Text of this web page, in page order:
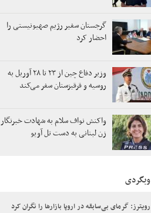
گرجستان سفیر رژیم صهیونیستی را
احضار کرد
وزیر دفاع چین از ۲۳ تا ۲۸ آوریل به
روسیه و قرقیزستان سفر می‌کند
واکنش نواف سلام به شهادت خبرنگار
زن لبنانی به دست تل آویو
وبگردی
رویترز: گرمای بی‌سابقه در اروپا بازارها را نگران کرد